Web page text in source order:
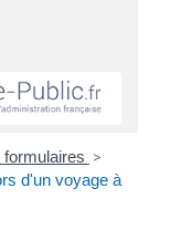
>
d'un voyage à